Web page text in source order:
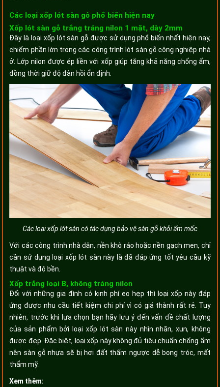
Các loại xốp lót sàn gỗ phổ biến hiện nay
Xốp lót sàn gỗ trắng tráng nilon 1 mặt, dày 2mm
Đây là loại xốp lót sàn gỗ được sử dụng phổ biến nhất hiện nay,
chiếm phần lớn trong các công trình lót sàn gỗ công nghiệp nhà
ở. Lớp nilon được ép liền với xốp giúp tăng khả năng chống ẩm,
đồng thời giữ độ đàn hồi ổn định.
Các loại xốp lót sàn có tác dụng bảo vệ sàn gỗ khỏi ẩm mốc
Với các công trình nhà dân, nền khô ráo hoặc nền gạch men, chỉ
cần sử dụng loại xốp lót sàn này là đã đáp ứng tốt yêu cầu kỹ
thuật và độ bền.
Xốp trắng loại B, không tráng nilon
Đối với những gia đình có kinh phí eo hẹp thì loại xốp này đáp
ứng được nhu cầu tiết kiệm chi phí vì có giá thành rất rẻ. Tuy
nhiên, trước khi lựa chọn bạn hãy lưu ý đến vấn đề chất lượng
của sản phẩm bởi loại xốp lót sàn này nhìn nhăn, xun, không
được đẹp. Đặc biệt, loại xốp này không đủ tiêu chuẩn chống ẩm
nên sàn gỗ nhựa sẽ bị hơi đất thấm ngược dễ bong tróc, mất
thẩm mỹ.
Xem thêm: